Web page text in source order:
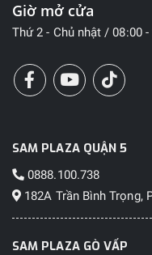
Giờ mở cửa
Thứ 2 - Chủ nhật / 08:00 -
SAM PLAZA QUẬN 5
0888.100.738
182A Trần Bình Trọng,
SAM PLAZA GÒ VẤP